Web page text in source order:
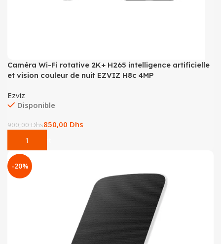
Caméra Wi-Fi rotative 2K+ H265 intelligence artificielle
et vision couleur de nuit EZVIZ H8c 4MP
Ezviz
Disponible
900,00Dhs850,00 Dhs
Add To Cart
-20%